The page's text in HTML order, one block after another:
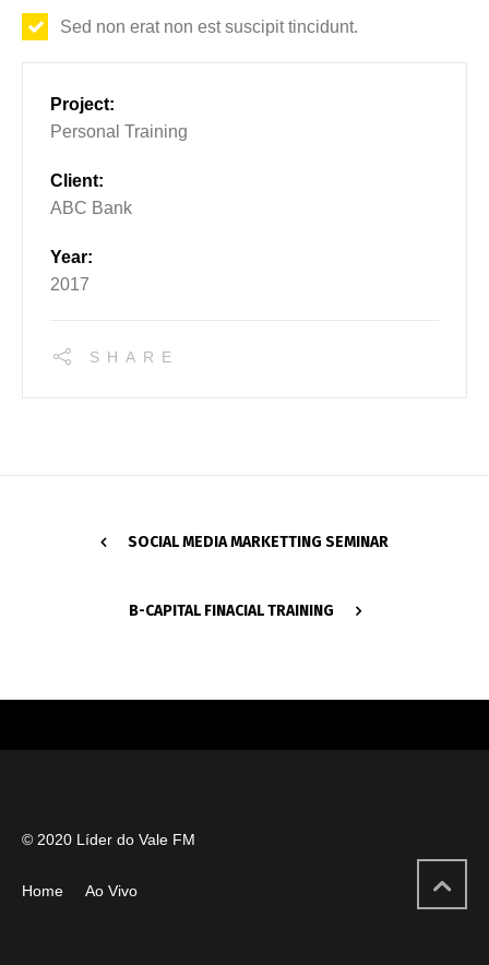
Sed non erat non est suscipit tincidunt.
Project:
Personal Training
Client:
ABC Bank
Year:
2017
SHARE
SOCIAL MEDIA MARKETTING SEMINAR
B-CAPITAL FINACIAL TRAINING
© 2020 Líder do Vale FM
Home Ao Vivo